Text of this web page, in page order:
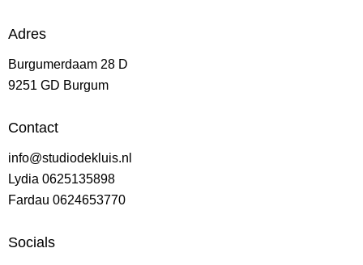
Adres
Burgumerdaam 28 D
9251 GD Burgum
Contact
info@studiodekluis.nl
Lydia 0625135898
Fardau 0624653770
Socials